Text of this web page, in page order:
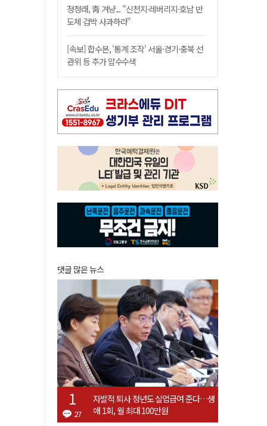
정청래, 靑 겨냥... "신천지·레버리지·호남 반
도체 겁박 사과하라"
[속보] 합수본, '통계 조작' 서울·경기·충북 선
관위 등 추가 압수수색
댓글 많은 뉴스
27
자발적 퇴사 청년도 실업급여 준다…생
애 1회, 월 최대 100만원